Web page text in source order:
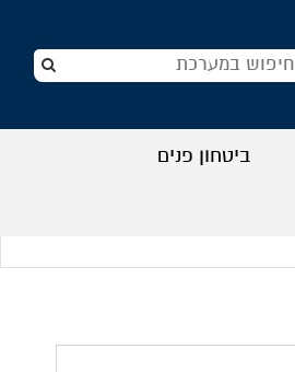
ביטחון פנים